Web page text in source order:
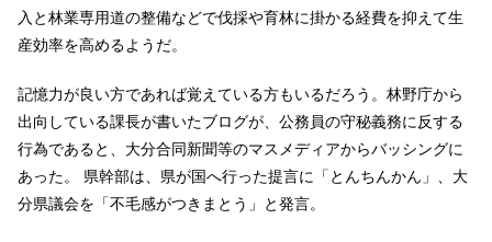
入と林業専用道の整備などで伐採や育林に掛かる経費を抑えて生
産効率を高めるようだ。
記憶力が良い方であれば覚えている方もいるだろう。林野庁から
出向している課長が書いたブログが、公務員の守秘義務に反する
行為であると、大分合同新聞等のマスメディアからバッシングに
あった。 県幹部は、県が国へ行った提言に「とんちんかん」、大
分県議会を「不毛感がつきまとう」と発言。